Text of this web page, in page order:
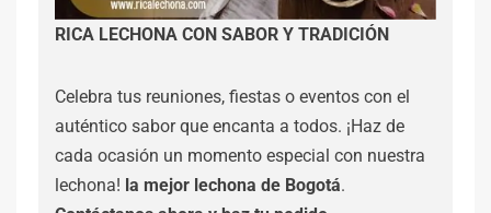
RICA LECHONA CON SABOR Y TRADICIÓN
Celebra tus reuniones, fiestas o eventos con el
auténtico sabor que encanta a todos. ¡Haz de
cada ocasión un momento especial con nuestra
lechona! la mejor lechona de Bogotá.